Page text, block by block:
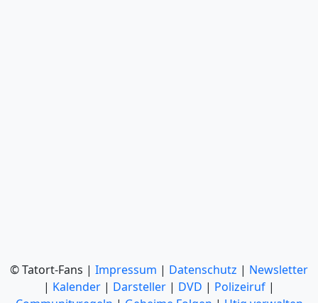
© Tatort-Fans | Impressum | Datenschutz | Newsletter
| Kalender | Darsteller | DVD | Polizeiruf |